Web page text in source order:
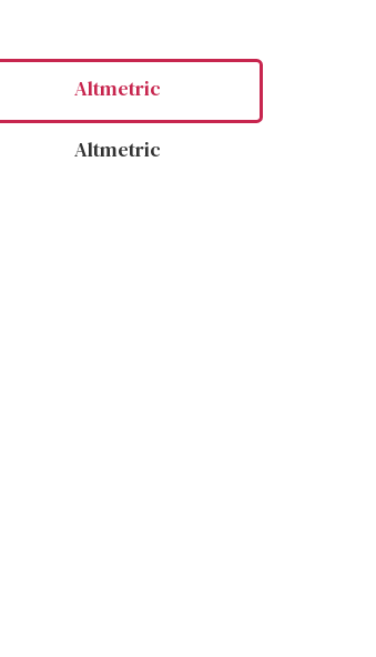
Altmetric
Altmetric